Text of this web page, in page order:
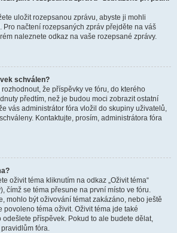
uložit rozepsanou zprávu, abyste ji mohli
Pro načtení rozepsaných zpráv přejděte na váš
naleznete odkaz na vaše rozepsané zprávy.
schválen?
že příspěvky ve fóru, do kterého
předtím, než je budou moci zobrazit ostatní
vás administrátor fóra vložil do skupiny uživatelů,
Kontaktujte, prosím, administrátora fóra
oživit téma kliknutím na odkaz „Oživit téma“
čímž se téma přesune na první místo ve fóru.
mohlo být oživování témat zakázáno, nebo ještě
téma oživit. Oživit téma jde také
příspěvek. Pokud to ale budete dělat,
fóra.